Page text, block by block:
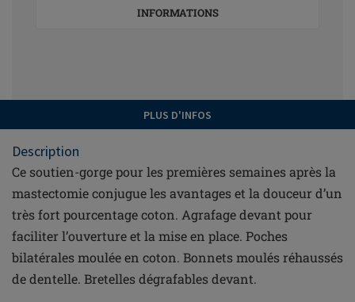
INFORMATIONS
PLUS D'INFOS
Description
Ce soutien-gorge pour les premières semaines après la
mastectomie conjugue les avantages et la douceur d’un
très fort pourcentage coton. Agrafage devant pour
faciliter l’ouverture et la mise en place. Poches
bilatérales moulée en coton. Bonnets moulés réhaussés
de dentelle. Bretelles dégrafables devant.